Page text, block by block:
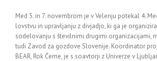
Med 5. in 7. novembrom je v Velenju potekal 4.
lovstvu in upravljanju z divjadjo, ki ga je
sodelovanju s številnimi drugimi organizacijami,
tudi Zavod za gozdove Slovenije. Koordinator
BEAR, Rok Černe, je s soavtorji z Univerze v